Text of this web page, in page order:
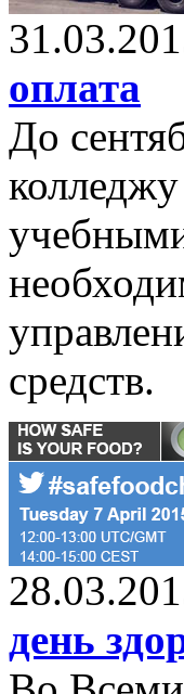
оплата
До
средств.
день